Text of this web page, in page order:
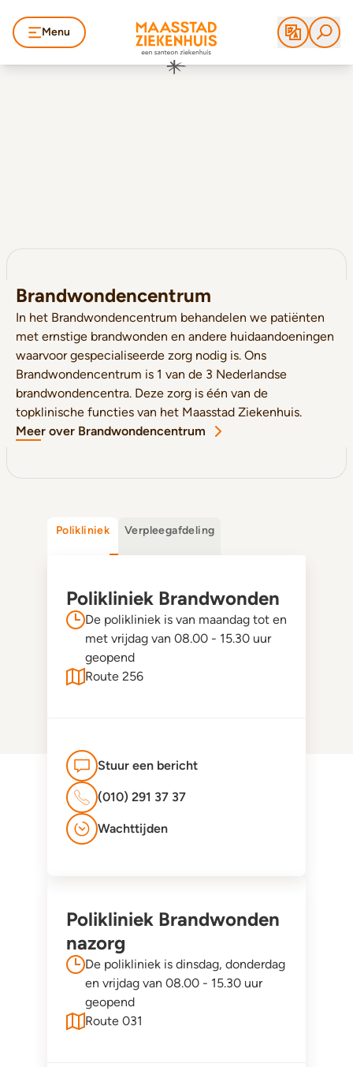
Menu
Brandwondencentrum
In het Brandwondencentrum behandelen we patiënten
met ernstige brandwonden en andere huidaandoeningen
waarvoor gespecialiseerde zorg nodig is. Ons
Brandwondencentrum is 1 van de 3 Nederlandse
brandwondencentra. Deze zorg is één van de
topklinische functies van het Maasstad Ziekenhuis.
Meer over Brandwondencentrum
Polikliniek Verpleegafdeling
Polikliniek Brandwonden
De polikliniek is van maandag tot en
met vrijdag van 08.00 - 15.30 uur
geopend
Route 256
Stuur een bericht
(010) 291 37 37
Wachttijden
Polikliniek Brandwonden
nazorg
De polikliniek is dinsdag, donderdag
en vrijdag van 08.00 - 15.30 uur
geopend
Route 031